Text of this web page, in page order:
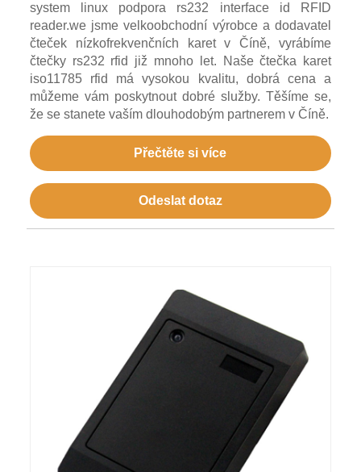
system linux podpora rs232 interface id RFID
reader.we jsme velkoobchodní výrobce a dodavatel
čteček nízkofrekvenčních karet v Číně, vyrábíme
čtečky rs232 rfid již mnoho let. Naše čtečka karet
iso11785 rfid má vysokou kvalitu, dobrá cena a
můžeme vám poskytnout dobré služby. Těšíme se,
že se stanete vaším dlouhodobým partnerem v Číně.
Přečtěte si více
Odeslat dotaz